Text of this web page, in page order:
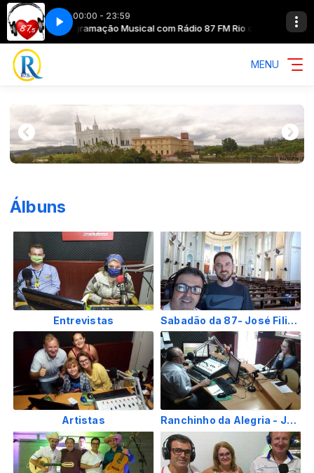
00:00 - 23:59
SCProgramação Musical com Rádio 87 FM Rio do Oeste SC
MENU
Álbuns
Entrevistas Sabadão da 87- José Filiponi e Rodrigo Manieski
Artistas Ranchinho da Alegria - João Cândido